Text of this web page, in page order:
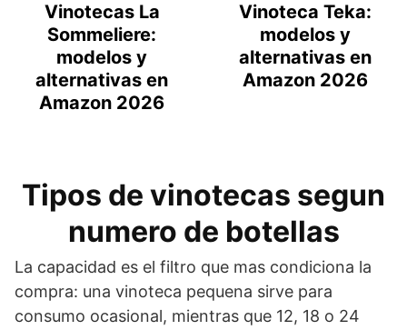
Vinotecas La
Sommeliere:
modelos y
alternativas en
Amazon 2026
Vinoteca Teka:
modelos y
alternativas en
Amazon 2026
Tipos de vinotecas segun
numero de botellas
La capacidad es el filtro que mas condiciona la
compra: una vinoteca pequena sirve para
consumo ocasional, mientras que 12, 18 o 24